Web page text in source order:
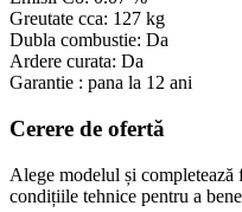
Greutate cca: 127 kg
Dubla combustie: Da
Ardere curata: Da
Garantie : pana la 12 ani
Cerere de ofertă
Alege modelul și completează
condițiile tehnice pentru a